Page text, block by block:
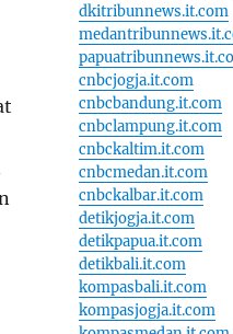
dkitribunnews.it.com
cnbcjogja.it.com
cnbcbandung.it.com
cnbclampung.it.com
cnbckaltim.it.com
cnbcmedan.it.com
cnbckalbar.it.com
detikjogja.it.com
detikpapua.it.com
detikbali.it.com
kompasbali.it.com
kompasjogja.it.com